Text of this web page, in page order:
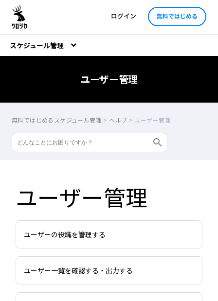
ログイン 無料ではじめる
スケジュール管理
ユーザー管理
無料ではじめるスケジュール管理 > ヘルプ > ユーザー管理
ユーザー管理
ユーザーの役職を管理する
ユーザー一覧を確認する・出力する